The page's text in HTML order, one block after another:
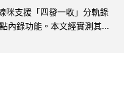
咪支援「四發一收」分軌錄
內錄功能。本文經實測其...